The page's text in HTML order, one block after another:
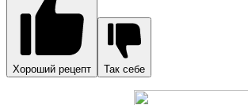
Хороший рецепт Так себе